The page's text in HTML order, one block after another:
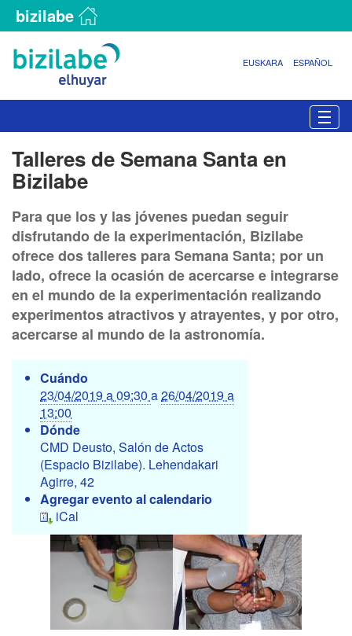
bizilabe
EUSKARA ESPAÑOL
Talleres de Semana Santa en
Bizilabe
Para que los y las jóvenes puedan seguir
disfrutando de la experimentación, Bizilabe
ofrece dos talleres para Semana Santa; por un
lado, ofrece la ocasión de acercarse e integrarse
en el mundo de la experimentación realizando
experimentos atractivos y atrayentes, y por otro,
acercarse al mundo de la astronomía.
Cuándo
23/04/2019 a 09:30 a26/04/2019 a
13:00
Dónde
CMD Deusto, Salón de Actos
(Espacio Bizilabe). Lehendakari
Agirre, 42
Agregar evento al calendario
iCal